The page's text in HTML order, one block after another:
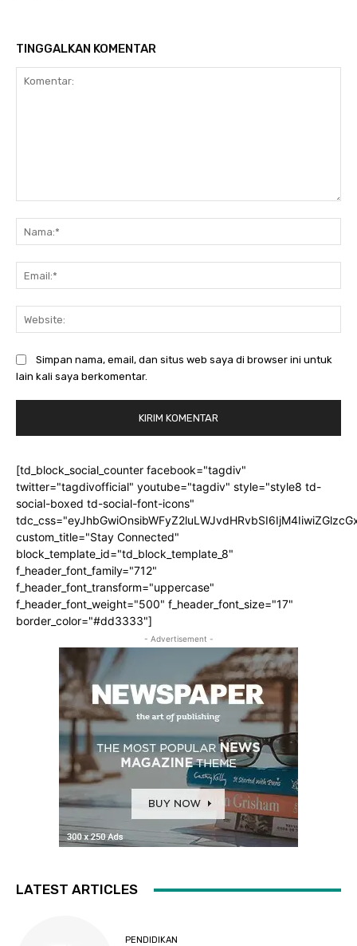
TINGGALKAN KOMENTAR
Simpan nama, email, dan situs web saya di browser ini untuk
lain kali saya berkomentar.
[td_block_social_counter facebook="tagdiv"
twitter="tagdivofficial" youtube="tagdiv" style="style8 td-
social-boxed td-social-font-icons"
custom_title="Stay Connected"
block_template_id="td_block_template_8"
f_header_font_family="712"
f_header_font_transform="uppercase"
f_header_font_weight="500" f_header_font_size="17"
border_color="#dd3333"]
- Advertisement -
LATEST ARTICLES
PENDIDIKAN